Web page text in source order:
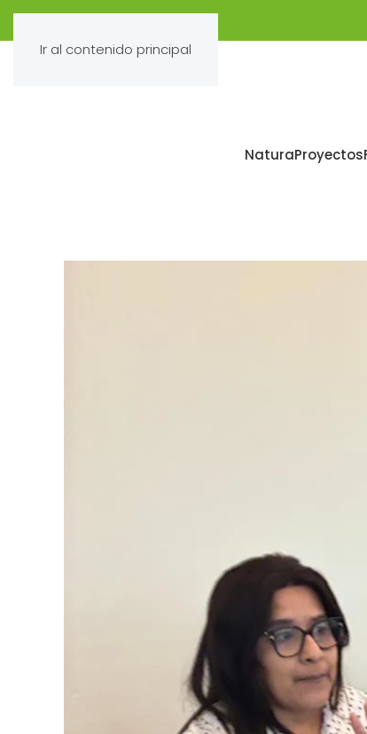
Ir al contenido principal
NaturaProyectos